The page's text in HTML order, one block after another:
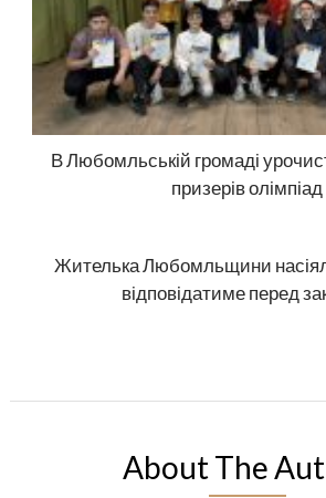
В Любомльській громаді
призерів олімпіад
Жителька Любомльщини
відповідатиме перед
About The